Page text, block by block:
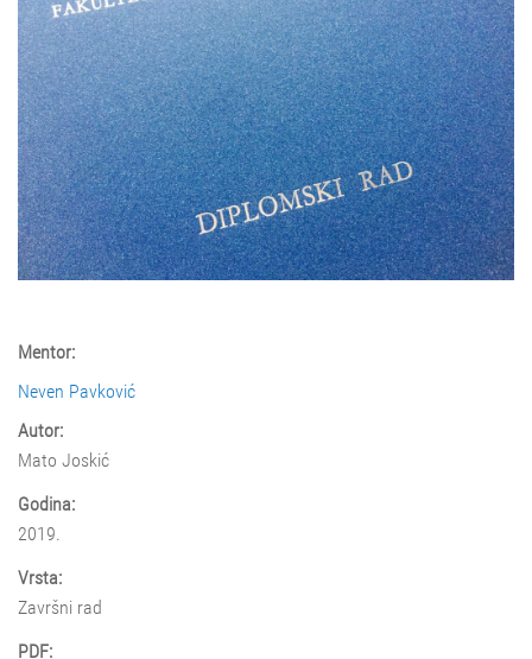
Mentor:
Neven Pavković
Autor:
Mato Joskić
Godina:
2019.
Vrsta:
Završni rad
PDF: